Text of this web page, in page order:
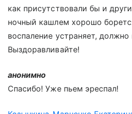
как присутствовали бы и
ночный кашлем хорошо
воспаление устраняет, должно
Выздоравливайте!
анонимно
Спасибо! Уже пьем эреспал!